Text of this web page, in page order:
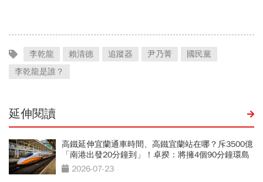
李乾龍 賴清德 追蹤器 尹乃菁
國民黨
李乾龍是誰？
延伸閱讀
高鐵延伸宜蘭通車時間、高鐵宜蘭站在哪？斥3500億
「南港出發20分鐘到」！卓揆：將擁4個90分鐘環島
網 2026-07-23